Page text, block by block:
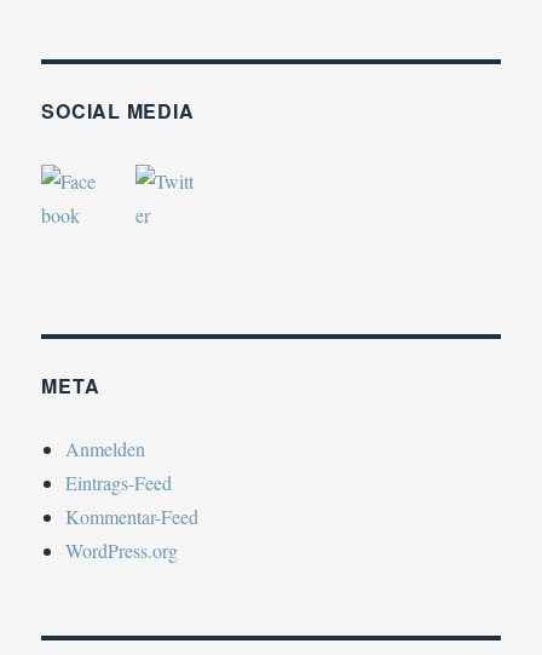
SOCIAL MEDIA
META
Anmelden
Eintrags-Feed
Kommentar-Feed
WordPress.org